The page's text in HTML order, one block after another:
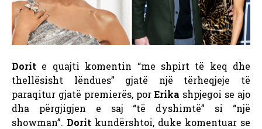
Dorit e quajti komentin “me shpirt të keq dhe
thellësisht lëndues” gjatë një tërheqjeje të
paraqitur gjatë premierës, porErika shpjegoi se ajo
dha përgjigjen e saj “të dyshimtë” si “një
showman”. Dorit kundërshtoi, duke komentuar se